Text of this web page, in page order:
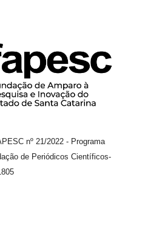
nº 21/2022 - Programa
de Periódicos Científicos-